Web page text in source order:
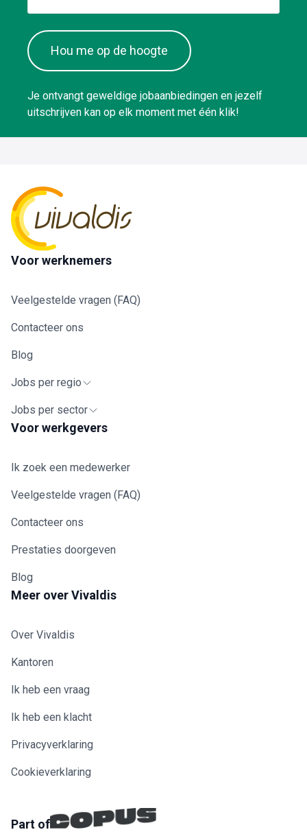
Hou me op de hoogte
Je ontvangt geweldige jobaanbiedingen en jezelf
uitschrijven kan op elk moment met één klik!
Voor werknemers
Veelgestelde vragen (FAQ)
Contacteer ons
Blog
Jobs per regio
Jobs per sector
Voor werkgevers
Ik zoek een medewerker
Veelgestelde vragen (FAQ)
Contacteer ons
Prestaties doorgeven
Blog
Meer over Vivaldis
Over Vivaldis
Kantoren
Ik heb een vraag
Ik heb een klacht
Privacyverklaring
Cookieverklaring
Part of